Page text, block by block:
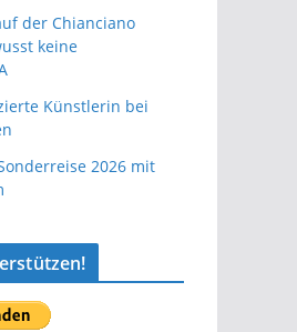
der Chianciano
keine
Künstlerin bei
2026 mit